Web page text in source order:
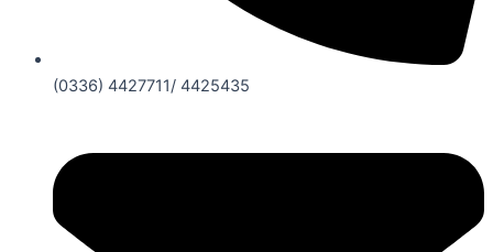
(0336) 4427711/ 4425435